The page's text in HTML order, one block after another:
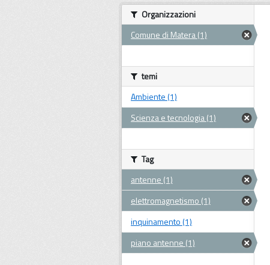
Organizzazioni
Comune di Matera (1)
temi
Ambiente (1)
Scienza e tecnologia (1)
Tag
antenne (1)
elettromagnetismo (1)
inquinamento (1)
piano antenne (1)